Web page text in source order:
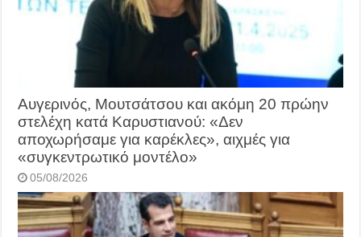
Αυγερινός, Μουτσάτσου και ακόμη 20 πρώην
στελέχη κατά Καρυστιανού: «Δεν
αποχωρήσαμε για καρέκλες», αιχμές για
«συγκεντρωτικό μοντέλο»
05/08/2026